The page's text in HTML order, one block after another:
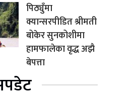
पिठ्युँमा
क्यान्सरपीडित श्रीमती
बोकेर सुनकोशीमा
हामफालेका वृद्ध अझै
बेपत्ता